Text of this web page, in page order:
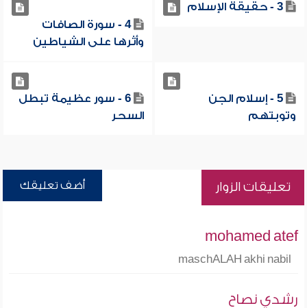
3 - حقيقة الإسلام
4 - سورة الصافات
وأثرها على الشياطين
5 - إسلام الجن
وتوبتهم
6 - سور عظيمة تبطل
السحر
تعليقات الزوار أضف تعليقك
mohamed atef
maschALAH akhi nabil
رشدي نصاح